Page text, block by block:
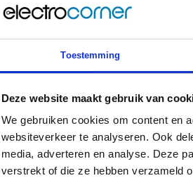
Toestemming
Deze website maakt gebruik van
We gebruiken cookies om content en
websiteverkeer te analyseren. Ook
media, adverteren en analyse. Deze
verstrekt of die ze hebben verzameld